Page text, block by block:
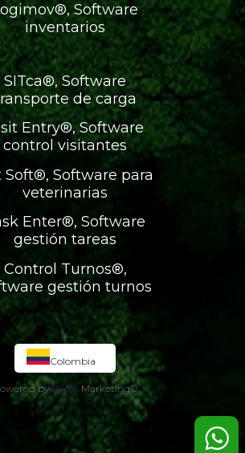
Software
inventarios
SITca®, Software
de carga
Entry®, Software
control visitantes
Soft®, Software para
veterinarias
Enter®, Software
gestión tareas
Control Turnos®,
gestión turnos
Colombia
by Kyoto Marketing©